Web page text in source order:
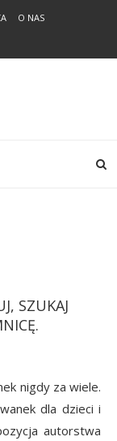
O NAS
SZUKAJ
nigdy za wiele.
dla dzieci i
autorstwa